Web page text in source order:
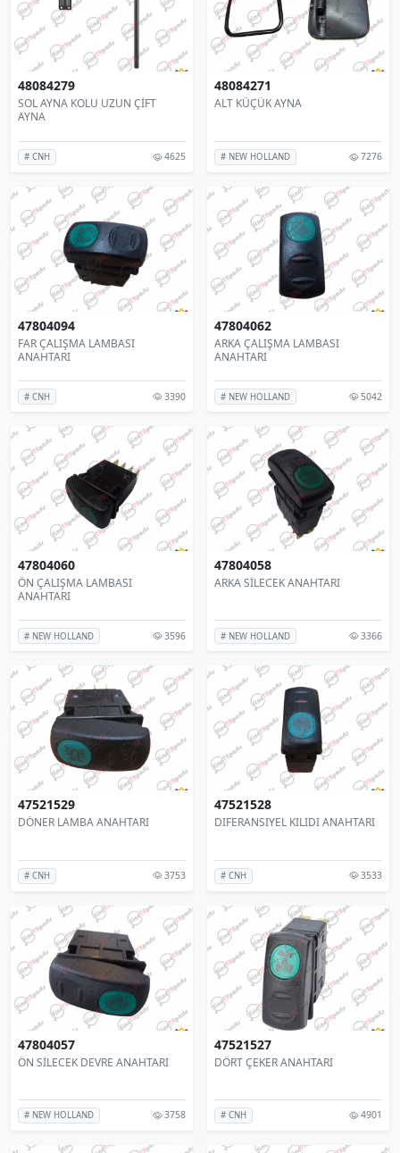
48084279
SOL AYNA KOLU UZUN ÇİFT
AYNA
# CNH 4625
48084271
ALT KÜÇÜK AYNA
# NEW HOLLAND 7276
47804094
FAR ÇALIŞMA LAMBASI
ANAHTARI
# CNH 3390
47804062
ARKA ÇALIŞMA LAMBASI
ANAHTARI
# NEW HOLLAND 5042
47804060
ÖN ÇALIŞMA LAMBASI
ANAHTARI
# NEW HOLLAND 3596
47804058
ARKA SİLECEK ANAHTARI
# NEW HOLLAND 3366
47521529
DÖNER LAMBA ANAHTARI
# CNH 3753
47521528
DIFERANSIYEL KILIDI ANAHTARI
# CNH 3533
47804057
ÖN SİLECEK DEVRE ANAHTARI
# NEW HOLLAND 3758
47521527
DÖRT ÇEKER ANAHTARI
# CNH 4901